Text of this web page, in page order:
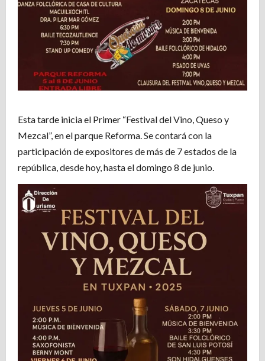
Esta tarde inicia el Primer “Festival del Vino, Queso y
Mezcal”, en el parque Reforma. Se contará con la
participación de expositores de más de 7 estados de la
república, desde hoy, hasta el domingo 8 de junio.